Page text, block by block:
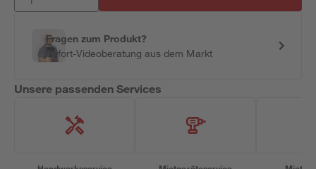
Fragen zum Produkt?
Sofort-Videoberatung aus dem Markt
Unsere passenden Services